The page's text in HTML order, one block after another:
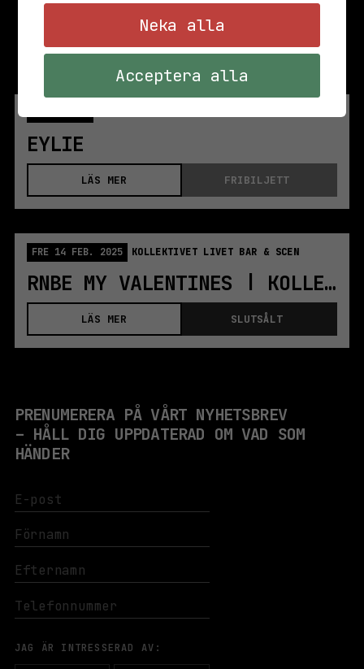
EYLIE
FRIBILJETT
LÄS MER
FRE 14 FEB. 2025 KOLLEKTIVET LIVET BAR & SCEN
RNBE MY VALENTINES | KOLLEKTIVET LIVET
SLUTSÅLT
LÄS MER
PRENUMERERA PÅ VÅRT NYHETSBREV
– HÅLL DIG UPPDATERAD OM VAD SOM
HÄNDER
JAG ÄR INTRESSERAD AV:
Neka alla
Acceptera alla